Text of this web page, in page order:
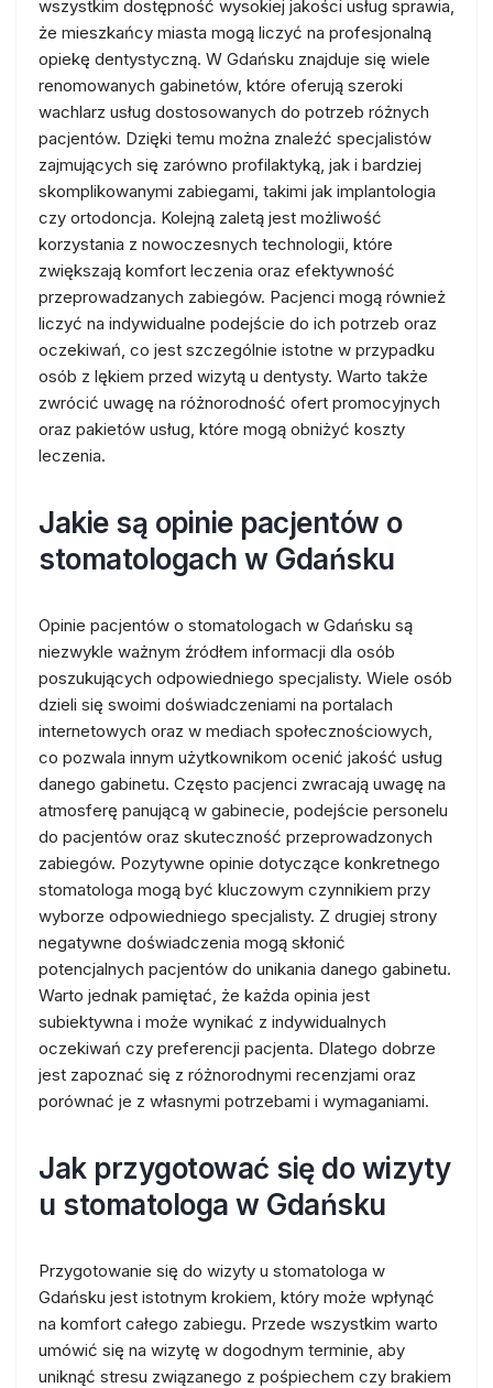
wszystkim dostępność wysokiej jakości usług sprawia,
że mieszkańcy miasta mogą liczyć na profesjonalną
opiekę dentystyczną. W Gdańsku znajduje się wiele
renomowanych gabinetów, które oferują szeroki
wachlarz usług dostosowanych do potrzeb różnych
pacjentów. Dzięki temu można znaleźć specjalistów
zajmujących się zarówno profilaktyką, jak i bardziej
skomplikowanymi zabiegami, takimi jak implantologia
czy ortodoncja. Kolejną zaletą jest możliwość
korzystania z nowoczesnych technologii, które
zwiększają komfort leczenia oraz efektywność
przeprowadzanych zabiegów. Pacjenci mogą również
liczyć na indywidualne podejście do ich potrzeb oraz
oczekiwań, co jest szczególnie istotne w przypadku
osób z lękiem przed wizytą u dentysty. Warto także
zwrócić uwagę na różnorodność ofert promocyjnych
oraz pakietów usług, które mogą obniżyć koszty
leczenia.
Jakie są opinie pacjentów o
stomatologach w Gdańsku
Opinie pacjentów o stomatologach w Gdańsku są
niezwykle ważnym źródłem informacji dla osób
poszukujących odpowiedniego specjalisty. Wiele osób
dzieli się swoimi doświadczeniami na portalach
internetowych oraz w mediach społecznościowych,
co pozwala innym użytkownikom ocenić jakość usług
danego gabinetu. Często pacjenci zwracają uwagę na
atmosferę panującą w gabinecie, podejście personelu
do pacjentów oraz skuteczność przeprowadzonych
zabiegów. Pozytywne opinie dotyczące konkretnego
stomatologa mogą być kluczowym czynnikiem przy
wyborze odpowiedniego specjalisty. Z drugiej strony
negatywne doświadczenia mogą skłonić
potencjalnych pacjentów do unikania danego gabinetu.
Warto jednak pamiętać, że każda opinia jest
subiektywna i może wynikać z indywidualnych
oczekiwań czy preferencji pacjenta. Dlatego dobrze
jest zapoznać się z różnorodnymi recenzjami oraz
porównać je z własnymi potrzebami i wymaganiami.
Jak przygotować się do wizyty
u stomatologa w Gdańsku
Przygotowanie się do wizyty u stomatologa w
Gdańsku jest istotnym krokiem, który może wpłynąć
na komfort całego zabiegu. Przede wszystkim warto
umówić się na wizytę w dogodnym terminie, aby
uniknąć stresu związanego z pośpiechem czy brakiem